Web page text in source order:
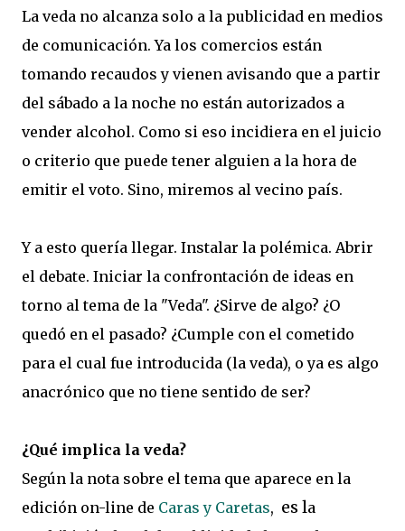
La veda no alcanza solo a la publicidad en medios
de comunicación. Ya los comercios están
tomando recaudos y vienen avisando que a partir
del sábado a la noche no están autorizados a
vender alcohol. Como si eso incidiera en el juicio
o criterio que puede tener alguien a la hora de
emitir el voto. Sino, miremos al vecino país.
Y a esto quería llegar. Instalar la polémica. Abrir
el debate. Iniciar la confrontación de ideas en
torno al tema de la "Veda". ¿Sirve de algo? ¿O
quedó en el pasado? ¿Cumple con el cometido
para el cual fue introducida (la veda), o ya es algo
anacrónico que no tiene sentido de ser?
¿Qué implica la veda?
Según la nota sobre el tema que aparece en la
edición on-line de Caras y Caretas, es la